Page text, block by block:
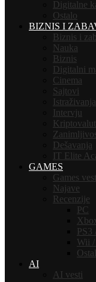
Digitalne
Ostalo
BIZNIS I
Biznis i
Nauka
Biznis
Digitalni
Cinema
Sajtovi
Istraživanja
Intervju
Dešavanja
IT Elite
GAMES
Games
Najave
Recenzije
PC
PS3
Wii
AI
AI vesti